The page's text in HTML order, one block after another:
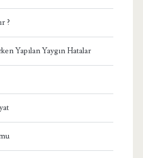
?
Yapılan Yaygın Hatalar